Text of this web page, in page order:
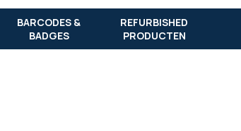
BARCODES &
BADGES
REFURBISHED
PRODUCTEN